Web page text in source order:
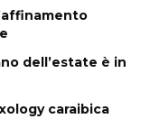
dell’estate è in
caraibica